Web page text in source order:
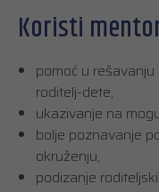
Koristi
pomoć u
roditelj-dete,
ukazivanje na
bolje poznavanje
okruženju,
podizanje